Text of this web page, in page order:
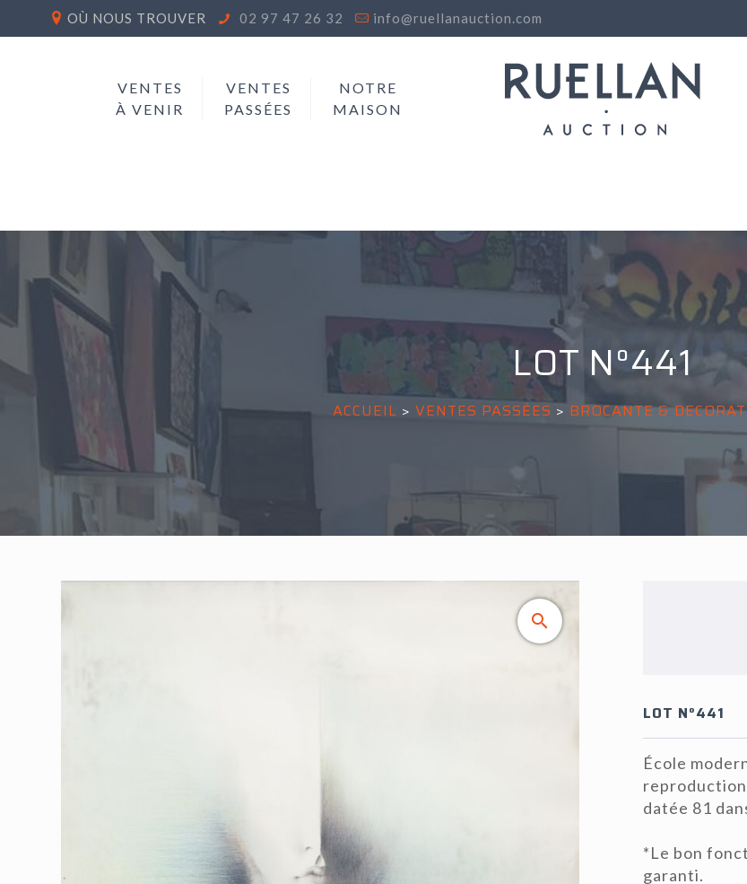
OÙ NOUS TROUVER 02 97 47 26 32 info@ruellanauction.com
VENTES
À VENIR
VENTES
PASSÉES
NOTRE
MAISON
LOT N°441
ACCUEIL > VENTES PASSÉES > BROCANTE &
LOT N°441
École
datée 81
*Le bon
garanti.